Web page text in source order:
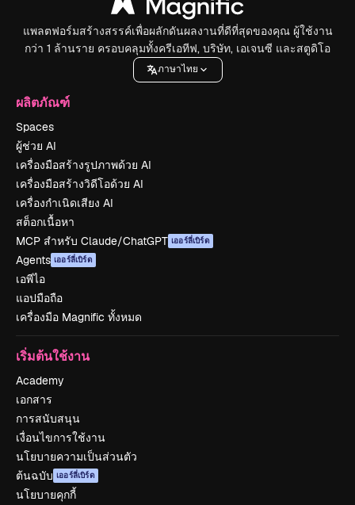
แพลตฟอร์มสร้างสรรค์เพื่อผลักดันผลงานที่ดีที่สุดของคุณ ผู้ใช้งาน
กว่า 1 ล้านราย ครอบคลุมทั้งครีเอทีฟ, บริษัท, เอเจนซี และสตูดิโอ
ภาษาไทย
ผลิตภัณฑ์
Spaces
ผู้ช่วย AI
เครื่องมือสร้างรูปภาพด้วย AI
เครื่องมือสร้างวิดีโอด้วย AI
เครื่องกำเนิดเสียง AI
สต็อกเนื้อหา
MCP สำหรับ Claude/ChatGPT เออร์ลี่เบิร์ด
Agents เออร์ลี่เบิร์ด
เอพีไอ
แอปมือถือ
เครื่องมือ Magnific ทั้งหมด
เริ่มต้นใช้งาน
Academy
เอกสาร
การสนับสนุน
เงื่อนไขการใช้งาน
นโยบายความเป็นส่วนตัว
ต้นฉบับ เออร์ลี่เบิร์ด
นโยบายคุกกี้